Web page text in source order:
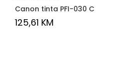
Canon tinta PFI-030 C
125,61 KM